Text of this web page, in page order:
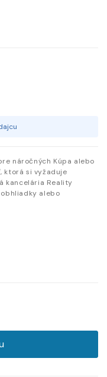
náročných Kúpa alebo
ktorá si vyžaduje
kancelária Reality
alebo